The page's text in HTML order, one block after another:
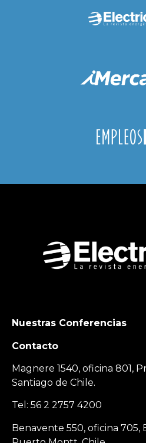
Nuestras Conferencias
Contacto
Magnere 1540, oficina 801,
Santiago de Chile.
Tel: 56 2 2757 4200
Benavente 550, oficina 705,